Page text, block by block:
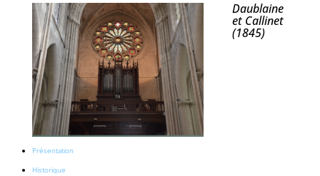
Daublaine
et Callinet
(1845)
Présentation
Historique